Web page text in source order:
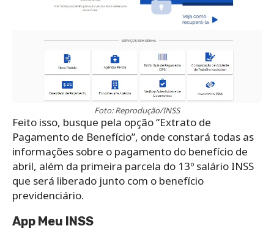
Foto: Reprodução/INSS
Feito isso, busque pela opção “Extrato de
Pagamento de Benefício”, onde constará todas as
informações sobre o pagamento do benefício de
abril, além da primeira parcela do 13º salário INSS
que será liberado junto com o benefício
previdenciário.
App Meu INSS